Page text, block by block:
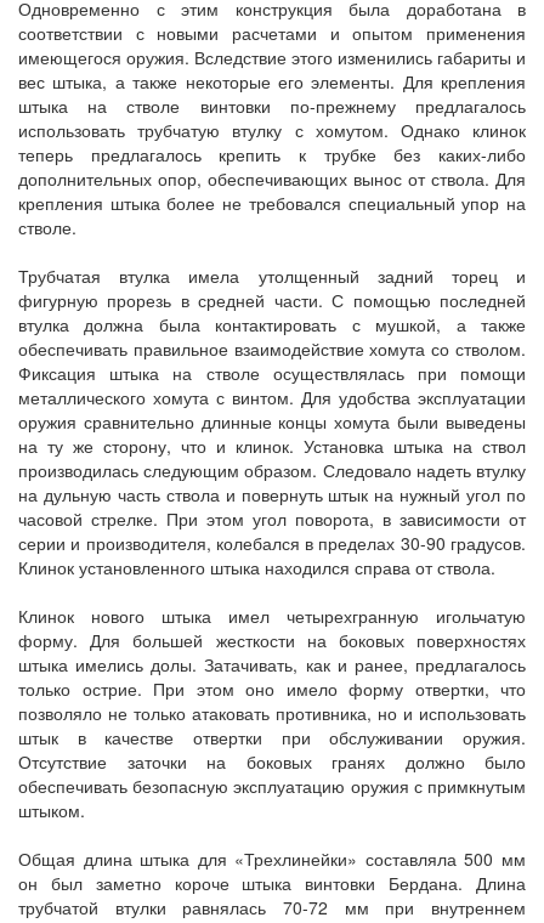
Одновременно с этим конструкция была доработана в
соответствии с новыми расчетами и опытом применения
имеющегося оружия. Вследствие этого изменились габариты и
вес штыка, а также некоторые его элементы. Для крепления
штыка на стволе винтовки по-прежнему предлагалось
использовать трубчатую втулку с хомутом. Однако клинок
теперь предлагалось крепить к трубке без каких-либо
дополнительных опор, обеспечивающих вынос от ствола. Для
крепления штыка более не требовался специальный упор на
стволе.
Трубчатая втулка имела утолщенный задний торец и
фигурную прорезь в средней части. С помощью последней
втулка должна была контактировать с мушкой, а также
обеспечивать правильное взаимодействие хомута со стволом.
Фиксация штыка на стволе осуществлялась при помощи
металлического хомута с винтом. Для удобства эксплуатации
оружия сравнительно длинные концы хомута были выведены
на ту же сторону, что и клинок. Установка штыка на ствол
производилась следующим образом. Следовало надеть втулку
на дульную часть ствола и повернуть штык на нужный угол по
часовой стрелке. При этом угол поворота, в зависимости от
серии и производителя, колебался в пределах 30-90 градусов.
Клинок установленного штыка находился справа от ствола.
Клинок нового штыка имел четырехгранную игольчатую
форму. Для большей жесткости на боковых поверхностях
штыка имелись долы. Затачивать, как и ранее, предлагалось
только острие. При этом оно имело форму отвертки, что
позволяло не только атаковать противника, но и использовать
штык в качестве отвертки при обслуживании оружия.
Отсутствие заточки на боковых гранях должно было
обеспечивать безопасную эксплуатацию оружия с примкнутым
штыком.
Общая длина штыка для «Трехлинейки» составляла 500 мм
он был заметно короче штыка винтовки Бердана. Длина
трубчатой втулки равнялась 70-72 мм при внутреннем